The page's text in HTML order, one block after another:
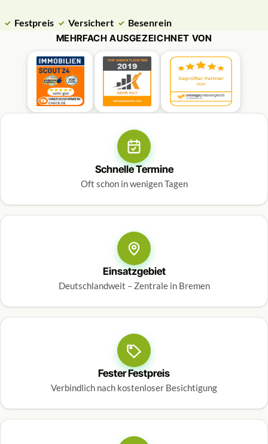
Festpreis Versichert Besenrein
MEHRFACH AUSGEZEICHNET VON
Schnelle Termine
Oft schon in wenigen Tagen
Einsatzgebiet
Deutschlandweit – Zentrale in Bremen
Fester Festpreis
Verbindlich nach kostenloser Besichtigung